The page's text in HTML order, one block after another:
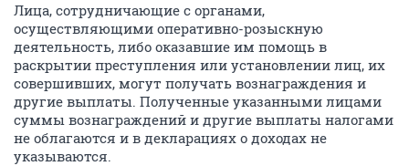
Лица, сотрудничающие с органами,
осуществляющими оперативно-розыскную
деятельность, либо оказавшие им помощь в
раскрытии преступления или установлении лиц, их
совершивших, могут получать вознаграждения и
другие выплаты. Полученные указанными лицами
суммы вознаграждений и другие выплаты налогами
не облагаются и в декларациях о доходах не
указываются.